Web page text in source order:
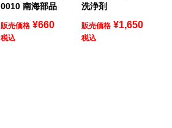
0010 南海部品
販売価格 ¥660
税込
洗浄剤
販売価格 ¥1,650
税込